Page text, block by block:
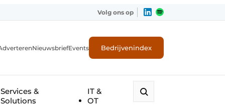
Volg ons op
NieuwsbriefEvents Bedrijvenindex
Services &
Solutions
IT &
OT